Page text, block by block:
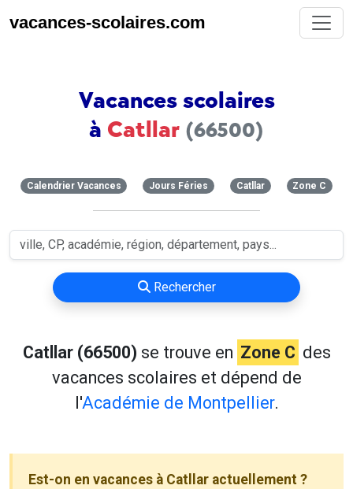
vacances-scolaires.com
Vacances scolaires
à Catllar (66500)
Calendrier Vacances Jours Féries Catllar Zone C
Rechercher
Catllar (66500) se trouve en Zone C des
vacances scolaires et dépend de
l'Académie de Montpellier.
Est-on en vacances à Catllar actuellement ?